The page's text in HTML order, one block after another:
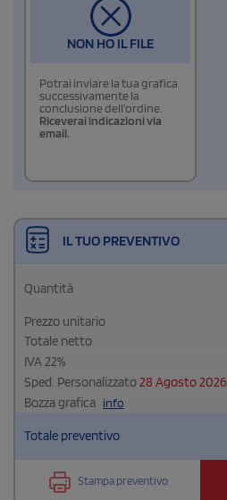
NON HO IL FILE
Potrai inviare la tua grafica
successivamente la
conclusione dell'ordine.
Riceverai indicazioni via
email.
IL TUO PREVENTIVO
Quantità
Prezzo unitario
Totale netto
IVA22%
Sped. Personalizzato28 Agosto 2026
Bozza grafica info
Totale preventivo
Stampa preventivo